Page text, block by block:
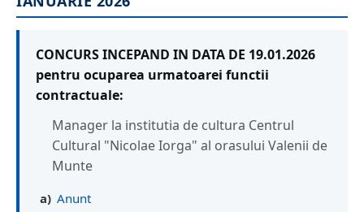
CONCURS INCEPAND IN DATA DE 19.01.2026
pentru ocuparea urmatoarei functii
contractuale:
Manager la institutia de cultura Centrul
Cultural "Nicolae Iorga" al orasului Valenii de
Munte
a) Anunt